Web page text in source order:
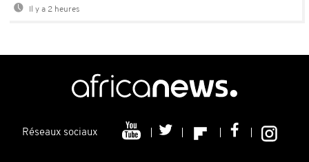
Il y a 2 heures
Réseaux sociaux